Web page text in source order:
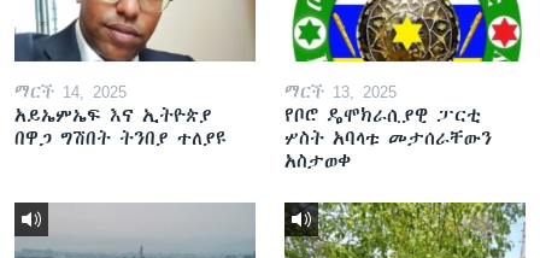
ማርች 14, 2025
አይኤምኤፍ እና ኢትዮጵያ
በዋጋ ግሽበት ትንበያ ተለያዩ
ማርች 13, 2025
የቦሮ ዴሞክራሲያዊ ፓርቲ
ሦስት አባላቱ መታሰራቸውን
አስታወቀ